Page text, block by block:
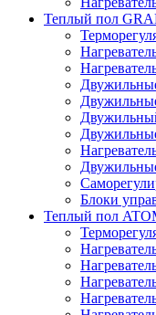
Теплый пол
Блоки
Теплый пол